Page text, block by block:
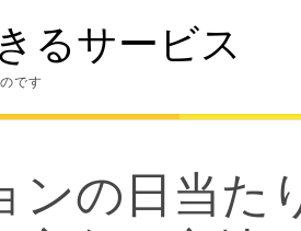
るサービス
です
ンの日当た